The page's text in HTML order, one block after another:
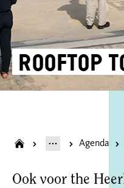
Rooftop
Agenda
Ook voor the